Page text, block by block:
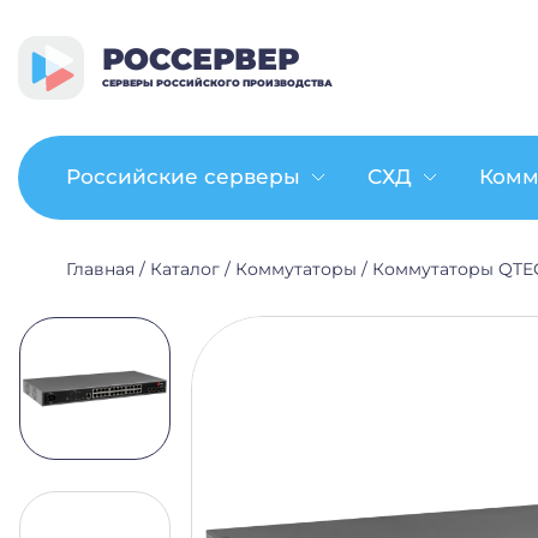
РОССЕРВЕР
СЕРВЕРЫ РОССИЙСКОГО ПРОИЗВОДСТВА
Российские серверы СХД
Главная / Каталог / Коммутаторы / Коммутаторы